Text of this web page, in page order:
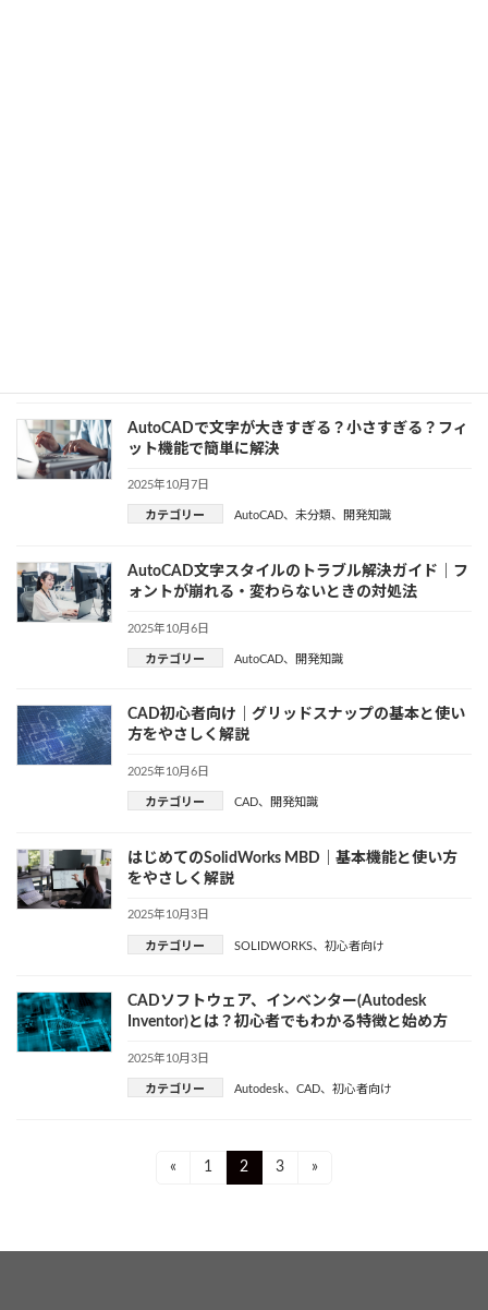
AutoCADで文字が大きすぎる？小さすぎる？フィ
ット機能で簡単に解決
2025年10月7日
カテゴリー AutoCAD、 未分類、 開発知識
AutoCAD文字スタイルのトラブル解決ガイド｜フ
ォントが崩れる・変わらないときの対処法
2025年10月6日
カテゴリー AutoCAD、 開発知識
CAD初心者向け｜グリッドスナップの基本と使い
方をやさしく解説
2025年10月6日
カテゴリー CAD、 開発知識
はじめてのSolidWorks MBD｜基本機能と使い方
をやさしく解説
2025年10月3日
カテゴリー SOLIDWORKS、 初心者向け
CADソフトウェア、インベンター(Autodesk
Inventor)とは？初心者でもわかる特徴と始め方
2025年10月3日
カテゴリー Autodesk、 CAD、 初心者向け
« Page
1 Page
2 Page
3 »